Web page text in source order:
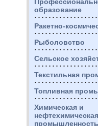
образование
Ракетно-
Рыболовство
Сельское
Текстильная
Топливная
Химическая и
нефтехимическая
промышленность